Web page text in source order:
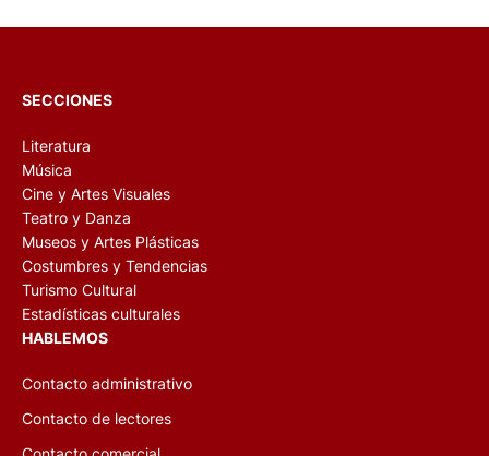
SECCIONES
Literatura
Música
Cine y Artes Visuales
Teatro y Danza
Museos y Artes Plásticas
Costumbres y Tendencias
Turismo Cultural
Estadísticas culturales
HABLEMOS
Contacto administrativo
Contacto de lectores